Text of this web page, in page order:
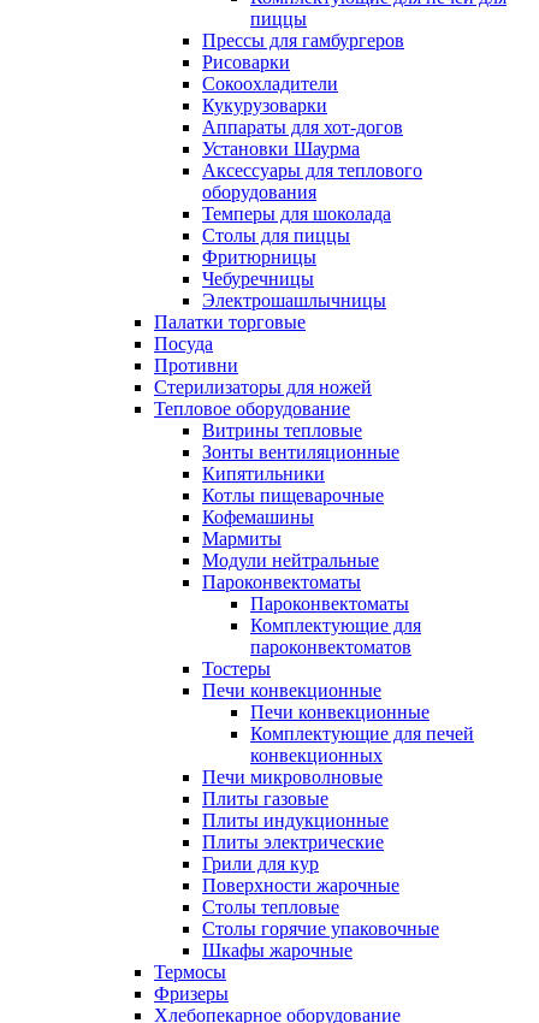
пиццы
Прессы для гамбургеров
Рисоварки
Сокоохладители
Кукурузоварки
Аппараты для хот-догов
Установки Шаурма
Аксессуары для теплового
оборудования
Темперы для шоколада
Столы для пиццы
Фритюрницы
Чебуречницы
Электрошашлычницы
Палатки торговые
Посуда
Противни
Стерилизаторы для ножей
Тепловое оборудование
Витрины тепловые
Зонты вентиляционные
Кипятильники
Котлы пищеварочные
Кофемашины
Мармиты
Модули нейтральные
Пароконвектоматы
Пароконвектоматы
Комплектующие для
пароконвектоматов
Тостеры
Печи конвекционные
Печи конвекционные
Комплектующие для печей
конвекционных
Печи микроволновые
Плиты газовые
Плиты индукционные
Плиты электрические
Грили для кур
Поверхности жарочные
Столы тепловые
Столы горячие упаковочные
Шкафы жарочные
Термосы
Фризеры
Хлебопекарное оборудование